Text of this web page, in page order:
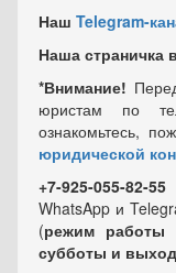
Наш Telegram-
Наша страничка
*Внимание!
юристам по
ознакомьтесь,
юридической
+7-925-055-82-
WhatsApp и
(режим работы
субботы и